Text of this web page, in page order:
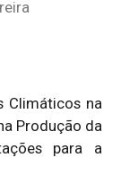
Climáticos na
Produção da
para a